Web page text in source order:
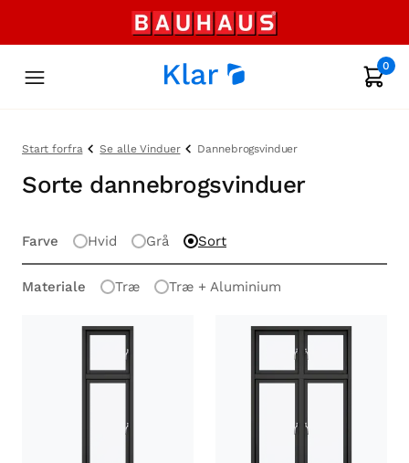
0
Start forfra Se alle Vinduer Dannebrogsvinduer
Sorte dannebrogsvinduer
Farve Hvid Grå Sort
Materiale Træ Træ + Aluminium